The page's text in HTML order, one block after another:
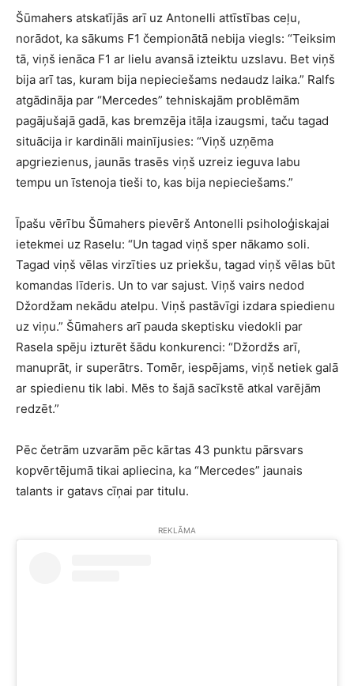
Šūmahers atskatījās arī uz Antonelli attīstības ceļu,
norādot, ka sākums F1 čempionātā nebija viegls: “Teiksim
tā, viņš ienāca F1 ar lielu avansā izteiktu uzslavu. Bet viņš
bija arī tas, kuram bija nepieciešams nedaudz laika.” Ralfs
atgādināja par “Mercedes” tehniskajām problēmām
pagājušajā gadā, kas bremzēja itāļa izaugsmi, taču tagad
situācija ir kardināli mainījusies: “Viņš uzņēma
apgriezienus, jaunās trasēs viņš uzreiz ieguva labu
tempu un īstenoja tieši to, kas bija nepieciešams.”
Īpašu vērību Šūmahers pievērš Antonelli psiholoģiskajai
ietekmei uz Raselu: “Un tagad viņš sper nākamo soli.
Tagad viņš vēlas virzīties uz priekšu, tagad viņš vēlas būt
komandas līderis. Un to var sajust. Viņš vairs nedod
Džordžam nekādu atelpu. Viņš pastāvīgi izdara spiedienu
uz viņu.” Šūmahers arī pauda skeptisku viedokli par
Rasela spēju izturēt šādu konkurenci: “Džordžs arī,
manuprāt, ir superātrs. Tomēr, iespējams, viņš netiek galā
ar spiedienu tik labi. Mēs to šajā sacīkstē atkal varējām
redzēt.”
Pēc četrām uzvarām pēc kārtas 43 punktu pārsvars
kopvērtējumā tikai apliecina, ka “Mercedes” jaunais
talants ir gatavs cīņai par titulu.
REKLĀMA